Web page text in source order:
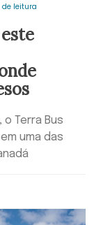
leitura
Terra Bus
uma das